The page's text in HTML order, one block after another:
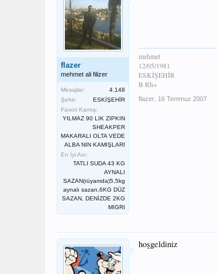
flazer
mehmet ali filizer
Mesajlar:
4.148
Şehir:
ESKİŞEHİR
Favori Kamış:
YILMAZ 90 LIK ZIPKIN
SHEAKPER
MAKARALI OLTA VEDE
ALBA NIN KAMIŞLARI
En İyi Avı:
TATLI SUDA 43 KG
AYNALI
SAZAN(rüyamda)5,5kg
aynalı sazan,6KG DÜZ
SAZAN, DENİZDE 2KG
MIGRI
mehmet
12/05/1981
ESKİŞEHİR
B Rh+
flazer 16 Temmuz 2007
hoşgeldiniz